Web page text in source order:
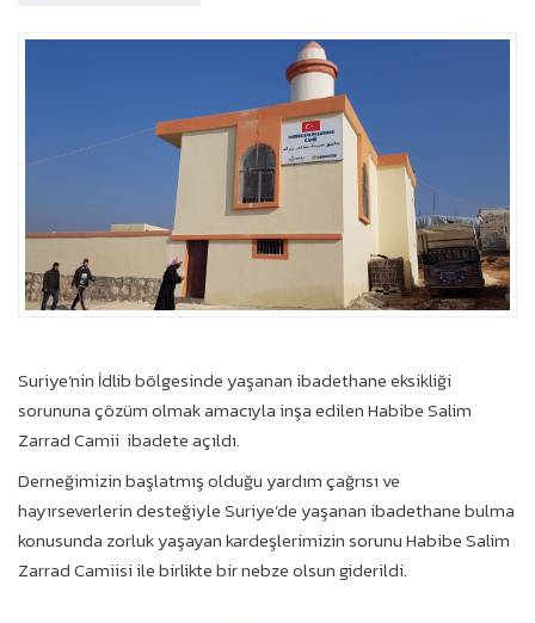
Suriye’nin İdlib bölgesinde yaşanan ibadethane eksikliği
sorununa çözüm olmak amacıyla inşa edilen Habibe Salim
Zarrad Camii ibadete açıldı.
Derneğimizin başlatmış olduğu yardım çağrısı ve
hayırseverlerin desteğiyle Suriye’de yaşanan ibadethane bulma
konusunda zorluk yaşayan kardeşlerimizin sorunu Habibe Salim
Zarrad Camiisi ile birlikte bir nebze olsun giderildi.